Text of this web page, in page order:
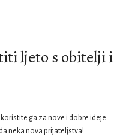
ljeto s obitelji i
ga za nove i dobre ideje
neka nova prijateljstva!